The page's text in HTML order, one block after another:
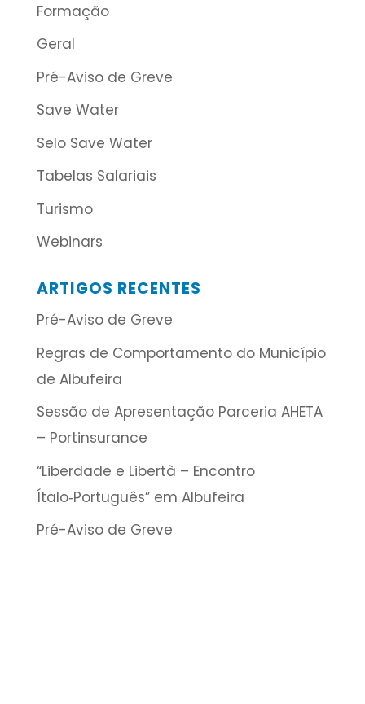
Formação
Geral
Pré-Aviso de Greve
Save Water
Selo Save Water
Tabelas Salariais
Turismo
Webinars
ARTIGOS RECENTES
Pré-Aviso de Greve
Regras de Comportamento do Município
de Albufeira
Sessão de Apresentação Parceria AHETA
– Portinsurance
“Liberdade e Libertà – Encontro
Ítalo‑Português” em Albufeira
Pré-Aviso de Greve